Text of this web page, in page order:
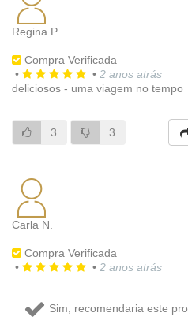
Regina P.
Compra Verificada
•
• 2 anos atrás
deliciosos - uma viagem no tempo
3 3
Carla N.
Compra Verificada
•
• 2 anos atrás
Sim, recomendaria este